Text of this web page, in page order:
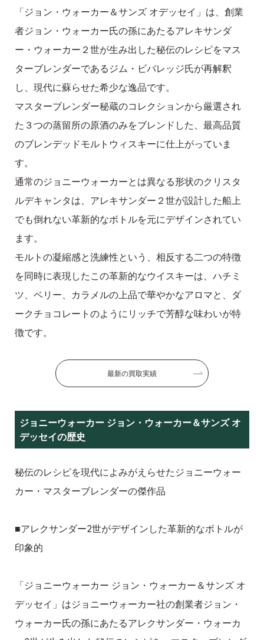
「ジョン・ウォーカー＆サンズ オデッセイ」は、創業
者ジョン・ウォーカー氏の孫にあたるアレキサンダ
ー・ウォーカー２世が生み出した秘伝のレシピをマス
ターブレンダーであるジム・ビバレッジ氏が再解釈
し、現代に蘇らせた希少な逸品です。
マスターブレンダー秘蔵のコレクションから厳選され
た３つの蒸留所の原酒のみをブレンドした、最高品質
のブレンデッドモルトウィスキーに仕上がっていま
す。
通常のジョニーウォーカーとは異なる形状のクリスタ
ルデキャンタは、アレキサンダー２世が設計した船上
でも倒れない革新的なボトルを元にデザインされてい
ます。
モルトの凝縮感と洗練性という、相反する二つの特徴
を同時に表現したこの革新的なウイスキーは、ハチミ
ツ、ベリー、カラメルの上品で華やかなアロマと、ダ
ークチョコレートのようにリッチで芳醇な味わいが特
徴です。
最新の買取実績
ジョニーウォーカー ジョン・ウォーカー＆サンズ オ
デッセイの歴史
秘伝のレシピを現代によみがえらせたジョニーウォー
カー・マスターブレンダーの傑作品
■アレクサンダー2世がデザインした革新的なボトルが
印象的
「ジョニーウォーカー ジョン・ウォーカー＆サンズ オ
デッセイ」はジョニーウォーカー社の創業者ジョン・
ウォーカー氏の孫にあたるアレクサンダー・ウォーカ